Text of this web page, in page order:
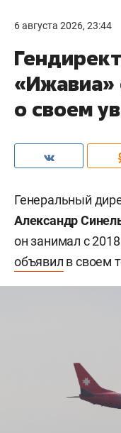
6 августа 2026, 23:44
«Ижавиа»
о своем
Генеральный
Александр
он занимал с
объявил в своем